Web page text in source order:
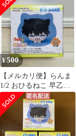
¥500
【メルカリ便】らんま
1/2 おひるねこ 早乙女
乱馬 フィギュア プライ
ズ